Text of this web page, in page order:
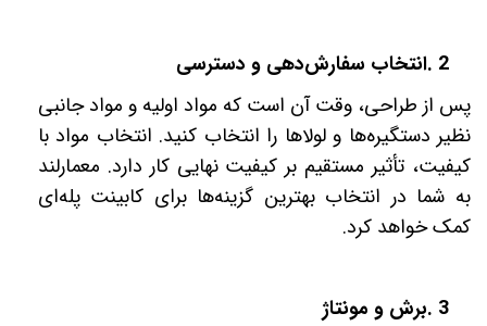
2
.انتخاب سفارش‌دهی و دسترسی
پس از طراحی، وقت آن است که مواد اولیه و مواد جانبی
نظیر دستگیره‌ها و لولاها را انتخاب کنید. انتخاب مواد با
کیفیت، تأثیر مستقیم بر کیفیت نهایی کار دارد. معمارلند
به شما در انتخاب بهترین گزینه‌ها برای کابینت پله‌ای
کمک خواهد کرد.
3
.برش و مونتاژ